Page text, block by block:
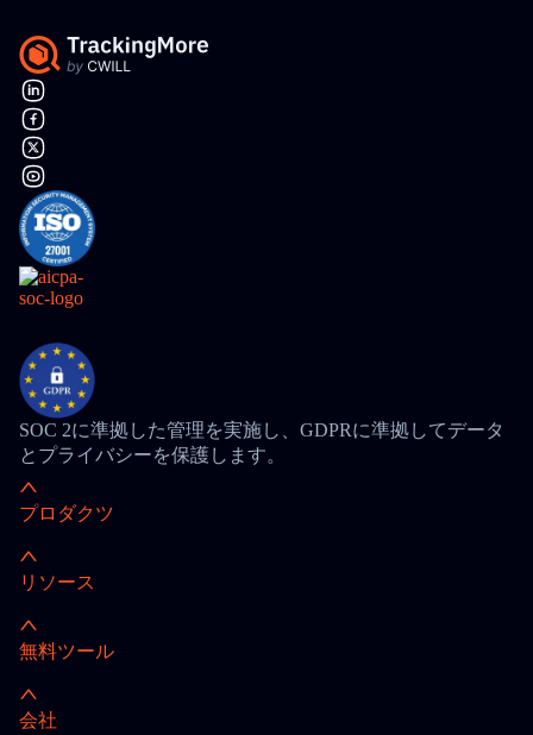
SOC 2に準拠した管理を実施し、GDPRに準拠してデータ
とプライバシーを保護します。
プロダクツ
リソース
無料ツール
会社